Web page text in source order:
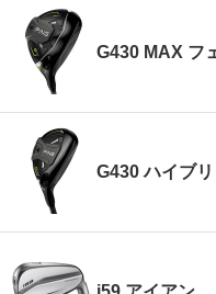
G430 MAX フ
G430 ハイブ